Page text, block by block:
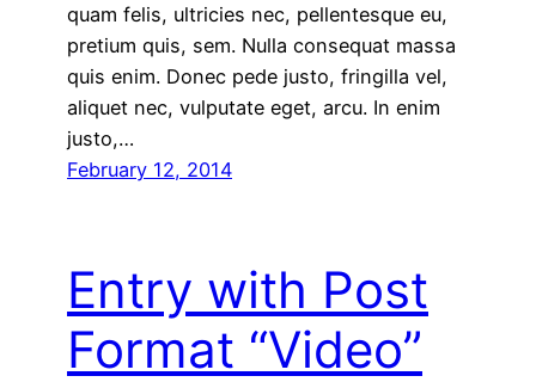
quam felis, ultricies nec, pellentesque eu,
pretium quis, sem. Nulla consequat massa
quis enim. Donec pede justo, fringilla vel,
aliquet nec, vulputate eget, arcu. In enim
justo,…
February 12, 2014
Entry with Post
Format “Video”